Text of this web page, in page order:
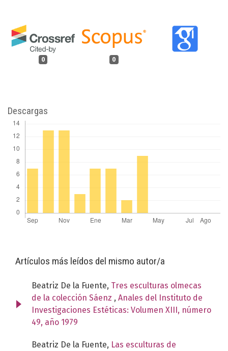
0 0
Descargas
Artículos más leídos del mismo autor/a
Beatriz De la Fuente, Tres esculturas olmecas
de la colección Sáenz , Anales del Instituto de
Investigaciones Estéticas: Volumen XIII, número
49, año 1979
Beatriz De la Fuente, Las esculturas de